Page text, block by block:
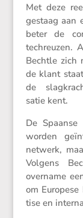
Met deze
gestaag aan
beter de
techreuzen.
Bechtle zich
de klant
de
satie kent.
De
worden
netwerk,
Volgens
overname
om
tise en